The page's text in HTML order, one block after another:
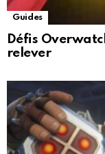
Guides
Défis
relever